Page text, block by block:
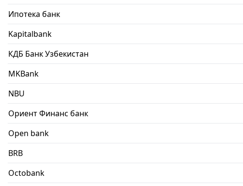
Ипотека банк
Kapitalbank
КДБ Банк Узбекистан
MKBank
NBU
Ориент Финанс банк
Open bank
BRB
Octobank